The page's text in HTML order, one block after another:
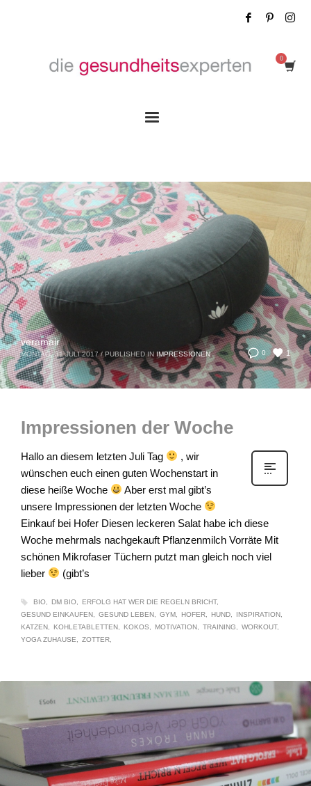
0 1
veramair
MONTAG, 31 JULI 2017 / PUBLISHED IN IMPRESSIONEN
Impressionen der Woche
Hallo an diesem letzten Juli Tag
, wir
wünschen euch einen guten Wochenstart in
diese heiße Woche
Aber erst mal gibt’s
unsere Impressionen der letzten Woche
Einkauf bei Hofer Diesen leckeren Salat habe ich diese
Woche mehrmals nachgekauft Pflanzenmilch Vorräte Mit
schönen Mikrofaser Tüchern putzt man gleich noch viel
lieber
(gibt’s
BIO DM BIO
ERFOLG HAT WER DIE REGELN BRICHT
GESUND EINKAUFEN
GESUND LEBEN GYM HOFER HUND
INSPIRATION
KATZEN
KOHLETABLETTEN KOKOS MOTIVATION TRAINING
WORKOUT
YOGA ZUHAUSE
ZOTTER